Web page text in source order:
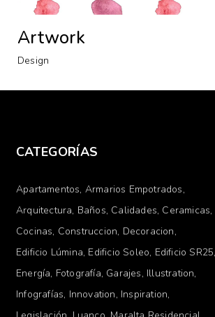
Artwork
Design
CATEGORÍAS
Apartamentos Armarios Empotrados
Arquitectura Baños Calidades Ceramicas
Cocinas Construccion Decoracion
Edificio Lúmina Edificio Soleo Edificio SR25
Energía Fotografía Garajes Illustration
Infografías Innovation Inspiration